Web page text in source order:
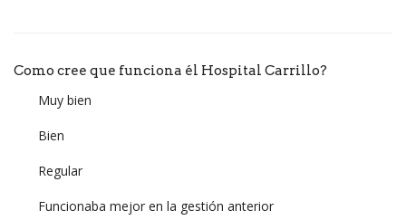
Como cree que funciona él Hospital Carrillo?
Muy bien
Bien
Regular
Funcionaba mejor en la gestión anterior